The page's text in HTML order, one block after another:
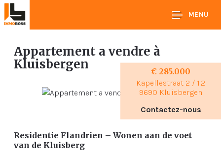
MENU
Appartement a vendre à
Kluisbergen
€ 285.000
Kapellestraat 2 / 1.2
9690 Kluisbergen
Contactez-nous
Residentie Flandrien – Wonen aan de voet
van de Kluisberg